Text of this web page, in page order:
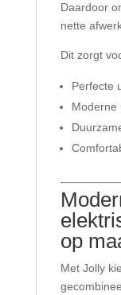
Daardoor
nette
Dit zorgt
Perfecte
Moderne
op
Met Jolly